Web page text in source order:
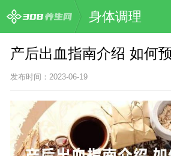
身体调理
产后出血指南介绍 如何
发布时间：2023-06-19